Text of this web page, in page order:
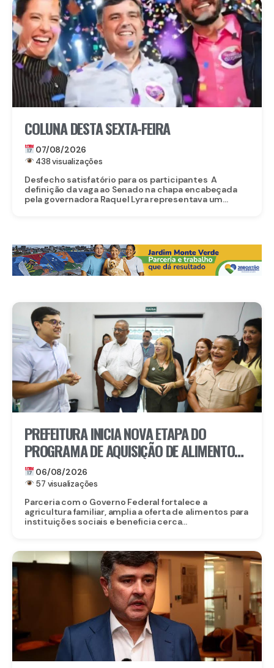
COLUNA DESTA SEXTA-FEIRA
07/08/2026
438 visualizações
Desfecho satisfatório para os participantes A
definição da vaga ao Senado na chapa encabeçada
pela governadora Raquel Lyra representava um...
PREFEITURA INICIA NOVA ETAPA DO
PROGRAMA DE AQUISIÇÃO DE ALIMENTOS E
ANUNCIA CRIAÇÃO DO PAA RECIFE
06/08/2026
57 visualizações
Parceria com o Governo Federal fortalece a
agricultura familiar, amplia a oferta de alimentos para
instituições sociais e beneficia cerca...